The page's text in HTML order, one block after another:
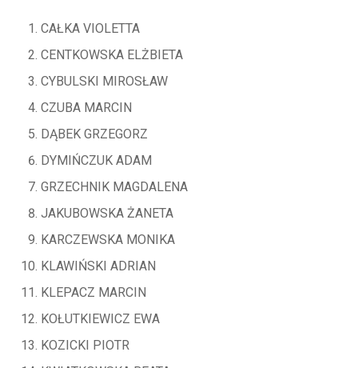
CAŁKA VIOLETTA
CENTKOWSKA ELŻBIETA
CYBULSKI MIROSŁAW
CZUBA MARCIN
DĄBEK GRZEGORZ
DYMIŃCZUK ADAM
GRZECHNIK MAGDALENA
JAKUBOWSKA ŻANETA
KARCZEWSKA MONIKA
KLAWIŃSKI ADRIAN
KLEPACZ MARCIN
KOŁUTKIEWICZ EWA
KOZICKI PIOTR